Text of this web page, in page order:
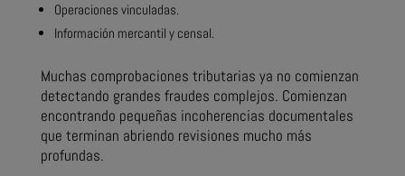
Operaciones vinculadas.
Información mercantil y censal.
Muchas comprobaciones tributarias ya no comienzan
detectando grandes fraudes complejos. Comienzan
encontrando pequeñas incoherencias documentales
que terminan abriendo revisiones mucho más
profundas.